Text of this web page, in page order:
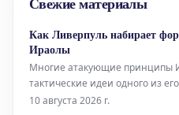
Как Ливерпуль набирает
Ираолы
Многие атакующие принципы
тактические идеи одного из
бывшего тренера «Лидс
10 августа 2026 г.